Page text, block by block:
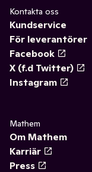
Kontakta oss
Kundservice
För leverantörer
Facebook
X (f.d Twitter)
Instagram
Mathem
Om Mathem
Karriär
Press